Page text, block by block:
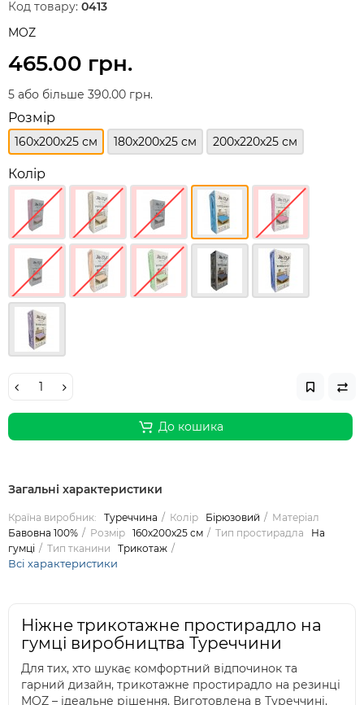
Код товару: 0413
MOZ
465.00 грн.
5 або більше 390.00 грн.
Розмір
160х200х25 см 180х200х25 см 200х220х25 см
Колір
До кошика
Загальні характеристики
Країна виробник: Туреччина Колір Бірюзовий
Матеріал
Бавовна 100%
Розмір 160х200х25 см Тип простирадла
На
гумці
Тип тканини Трикотаж
Всі характеристики
Ніжне трикотажне простирадло на
гумці виробництва Туреччини
Для тих, хто шукає комфортний відпочинок та
гарний дизайн, трикотажне простирадло на резинці
MOZ – ідеальне рішення. Виготовлена в Туреччині,